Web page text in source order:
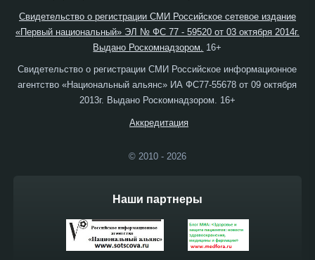
Свидетельство о регистрации СМИ Российское сетевое издание
«Первый национальный» ЭЛ № ФС 77 - 59520 от 03 октября 2014г.
Выдано Роскомнадзором.
16+
Свидетельство о регистрации СМИ Российское информационное
агентство «Национальный альянс» ИА ФС77-55678 от 09 октября
2013г. Выдано Роскомнадзором. 16+
Аккредитация
© 2010 - 2026
Наши партнеры